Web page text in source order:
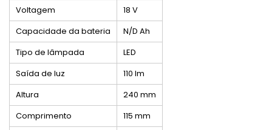
Voltagem
18 V
Capacidade da bateria
N/D Ah
Tipo de lâmpada
LED
Saída de luz
110 lm
Altura
240 mm
Comprimento
115 mm